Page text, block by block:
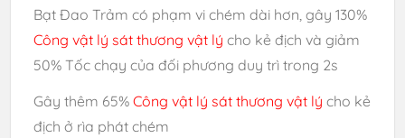
Bạt Đao Trảm có phạm vi chém dài hơn, gây 130%
Công vật lý sát thương vật lý cho kẻ địch và giảm
50% Tốc chạy của đối phương duy trì trong 2s
Gây thêm 65% Công vật lý sát thương vật lý cho kẻ
địch ở rìa phát chém